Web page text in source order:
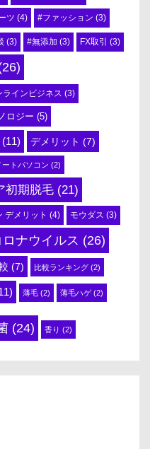
ツ (4) #ファッション (3)
(3) #無添加 (3) FX取引 (3)
ラインビジネス (3)
ロジー (5)
(11) デメリット (7)
ートパソコン (2)
初期脱毛 (21)
デメリット (4) モウダス (3)
ナウイルス (26)
(7) 比較ランキング (2)
薄毛 (2) 薄毛ハゲ(2)
(24) 香り (2)